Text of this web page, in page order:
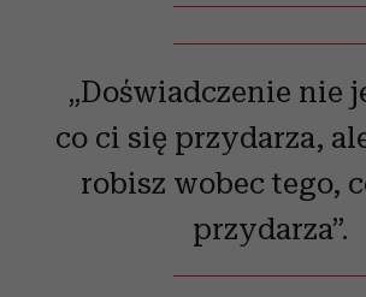
„Doświadczenie nie
co ci się przydarza,
robisz wobec tego,
przydarza”.